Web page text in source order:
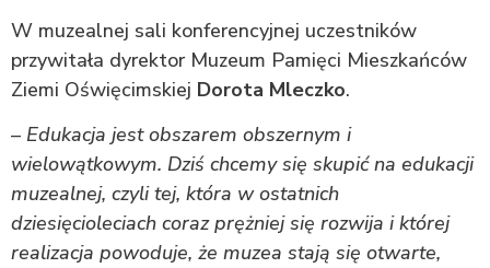
W muzealnej sali konferencyjnej uczestników
przywitała dyrektor Muzeum Pamięci Mieszkańców
Ziemi Oświęcimskiej Dorota Mleczko.
– Edukacja jest obszarem obszernym i
wielowątkowym. Dziś chcemy się skupić na edukacji
muzealnej, czyli tej, która w ostatnich
dziesięcioleciach coraz prężniej się rozwija i której
realizacja powoduje, że muzea stają się otwarte,